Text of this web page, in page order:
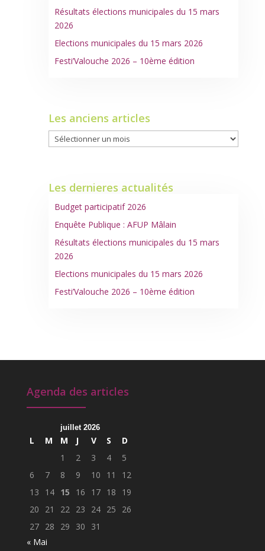
Résultats élections municipales du 15 mars
2026
Elections municipales du 15 mars 2026
Festi’Valouche 2026 – 10ème édition
Les anciens articles
Les
anciens
Les dernieres actualités
Budget participatif 2026
Enquête Publique : AFUP Mâlain
Résultats élections municipales du 15 mars
2026
Elections municipales du 15 mars 2026
Festi’Valouche 2026 – 10ème édition
Agenda des articles
juillet 2026
L M M J V S
D
1
2 3 4
5
6
7 8 9 10 11
12
13
14 15 16 17 18
19
20
21 22 23 24 25
26
27 28 29 30
31
« Mai